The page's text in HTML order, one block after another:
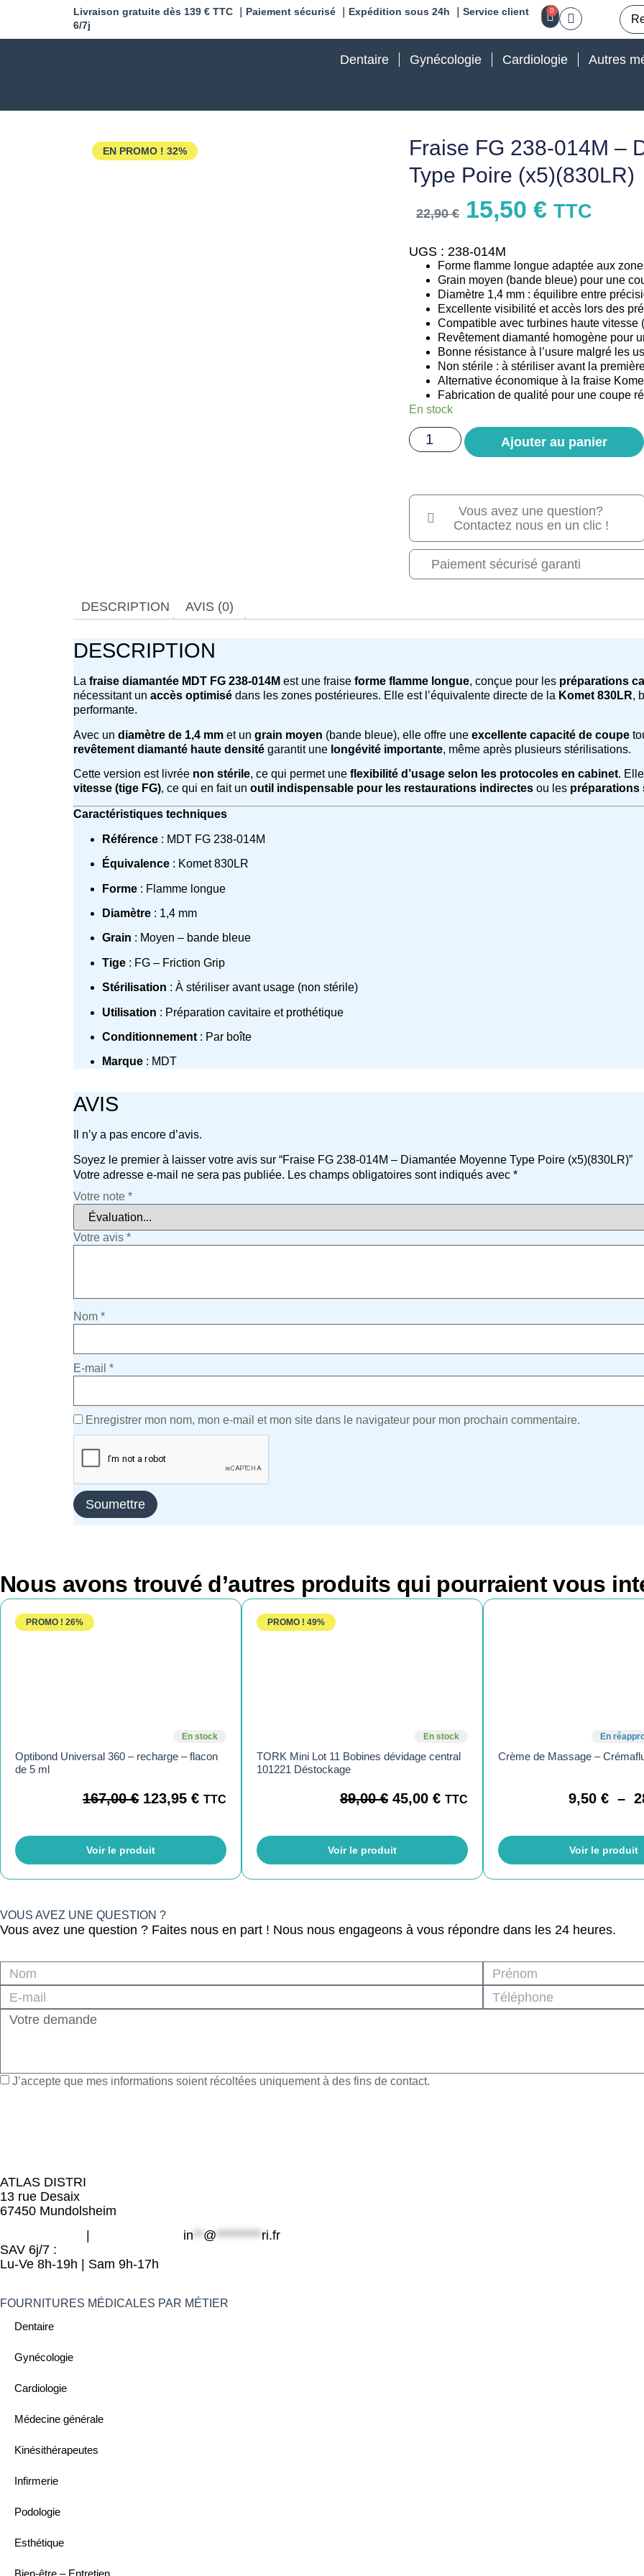
Livraison gratuite dès 139 € TTC ｜Paiement sécurisé ｜Expédition sous 24h ｜Service client
6/7j
0
Dentaire Gynécologie Cardiologie Autres
EN PROMO ! 32%
Fraise FG 238-014M –
Type Poire (x5)(830LR)
22,90€ 15,50€ TTC
UGS : 238-014M
Forme flamme longue adaptée aux
Grain moyen (bande bleue) pour une
Diamètre 1,4 mm : équilibre entre
Excellente visibilité et accès lors des
Compatible avec turbines haute vitesse
Revêtement diamanté homogène pour
Bonne résistance à l’usure malgré les
Non stérile : à stériliser avant la
Alternative économique à la fraise
Fabrication de qualité pour une coupe
En stock
Ajouter au panier
Vous avez une question?
Contactez nous en un clic !
Paiement sécurisé garanti
DESCRIPTION AVIS (0)
DESCRIPTION
La fraise diamantée MDT FG 238-014M est une fraise forme flamme longue, conçue pour les préparations
nécessitant un accès optimisé dans les zones postérieures. Elle est l’équivalente directe de la Komet 830LR,
performante.
Avec un diamètre de 1,4 mm et un grain moyen (bande bleue), elle offre une excellente capacité de coupe
revêtement diamanté haute densité garantit une longévité importante, même après plusieurs stérilisations.
Cette version est livrée non stérile, ce qui permet une flexibilité d’usage selon les protocoles en cabinet.
vitesse (tige FG), ce qui en fait un outil indispensable pour les restaurations indirectes ou les préparations
Caractéristiques techniques
Référence : MDT FG 238-014M
Équivalence : Komet 830LR
Forme : Flamme longue
Diamètre : 1,4 mm
Grain : Moyen – bande bleue
Tige : FG – Friction Grip
Stérilisation : À stériliser avant usage (non stérile)
Utilisation : Préparation cavitaire et prothétique
Conditionnement : Par boîte
Marque : MDT
AVIS
Il n’y a pas encore d’avis.
Soyez le premier à laisser votre avis sur “Fraise FG 238-014M – Diamantée Moyenne Type Poire (x5)(830LR)”
Votre adresse e-mail ne sera pas publiée. Les champs obligatoires sont indiqués avec *
Votre note *
Votre avis *
Nom *
E-mail *
Enregistrer mon nom, mon e-mail et mon site dans le navigateur pour mon prochain commentaire.
Nous avons trouvé d’autres produits qui pourraient vous
PROMO ! 26%
En stock
Optibond Universal 360 – recharge – flacon
de 5 ml
167,00€ 123,95 € TTC
Voir le produit
PROMO ! 49%
En stock
TORK Mini Lot 11 Bobines dévidage central
101221 Déstockage
89,00€ 45,00 € TTC
Voir le produit
En
Crème de Massage –
9,50 € –
Voir le produit
VOUS AVEZ UNE QUESTION ?
Vous avez une question ? Faites nous en part ! Nous nous engageons à vous répondre dans les 24 heures.
J’accepte que mes informations soient récoltées uniquement à des fins de contact.
ATLAS DISTRI
13 rue Desaix
67450 Mundolsheim
in**@*********ri.fr
SAV 6j/7 :
Lu-Ve 8h-19h | Sam 9h-17h
FOURNITURES MÉDICALES PAR MÉTIER
Dentaire
Gynécologie
Cardiologie
Médecine générale
Kinésithérapeutes
Infirmerie
Podologie
Esthétique
Bien-être – Entretien